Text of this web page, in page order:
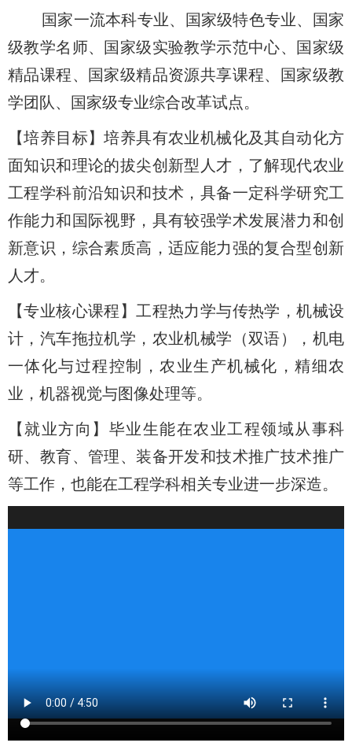
国家一流本科专业、国家级特色专业、国家
级教学名师、国家级实验教学示范中心、国家级
精品课程、国家级精品资源共享课程、国家级教
学团队、国家级专业综合改革试点。
【培养目标】培养具有农业机械化及其自动化方
面知识和理论的拔尖创新型人才，了解现代农业
工程学科前沿知识和技术，具备一定科学研究工
作能力和国际视野，具有较强学术发展潜力和创
新意识，综合素质高，适应能力强的复合型创新
人才。
【专业核心课程】工程热力学与传热学，机械设
计，汽车拖拉机学，农业机械学（双语），机电
一体化与过程控制，农业生产机械化，精细农
业，机器视觉与图像处理等。
【就业方向】毕业生能在农业工程领域从事科
研、教育、管理、装备开发和技术推广技术推广
等工作，也能在工程学科相关专业进一步深造。